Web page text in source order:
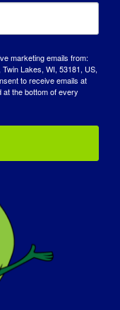
イ
marketing emails from:
Lakes, WI, 53181, US,
to receive emails at
the bottom of every